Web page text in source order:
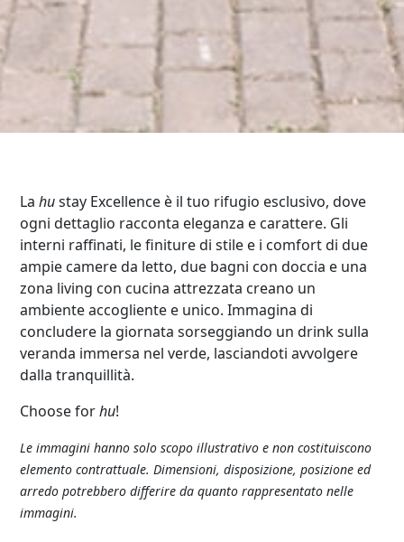
Lahustay Excellence è il tuo rifugio esclusivo, dove
ogni dettaglio racconta eleganza e carattere. Gli
interni raffinati, le finiture di stile e i comfort di due
ampie camere da letto, due bagni con doccia e una
zona living con cucina attrezzata creano un
ambiente accogliente e unico. Immagina di
concludere la giornata sorseggiando un drink sulla
veranda immersa nel verde, lasciandoti avvolgere
dalla tranquillità.
Choose forhu!
Le immagini hanno solo scopo illustrativo e non costituiscono
elemento contrattuale. Dimensioni, disposizione, posizione ed
arredo potrebbero differire da quanto rappresentato nelle
immagini.